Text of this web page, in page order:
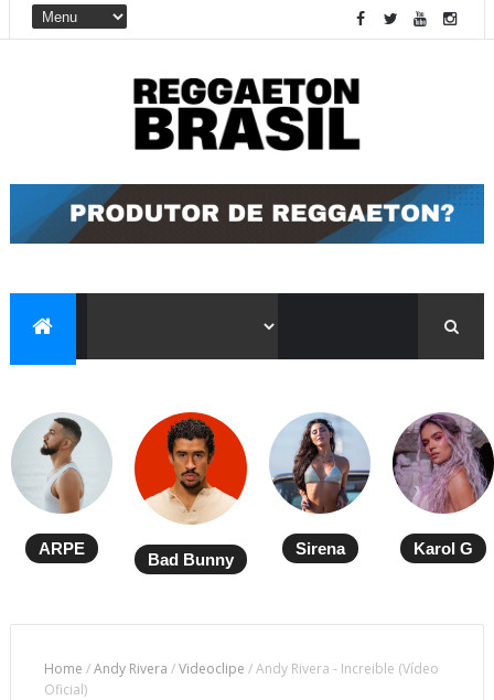
ARPE
Bad Bunny
Sirena Karol G
Home /Andy Rivera /Videoclipe /Andy Rivera - Increible (Vídeo
Oficial)